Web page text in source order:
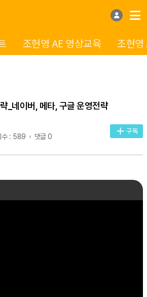
조현영 AE 영상교육 조현영
_네이버, 메타, 구글 운영전략
수 : 589 댓글 0
구독